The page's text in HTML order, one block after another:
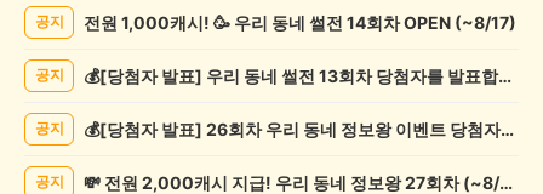
공지 전원 1,000캐시! 🥳 우리 동네 썰전 14회차 OPEN (~8/17)
공지 💰[당첨자 발표] 우리 동네 썰전 13회차 당첨자를 발표합니다!
공지 💰[당첨자 발표] 26회차 우리 동네 정보왕 이벤트 당첨자를 발표합니다!
공지 💸 전원 2,000캐시 지급! 우리 동네 정보왕 27회차 (~8/10)